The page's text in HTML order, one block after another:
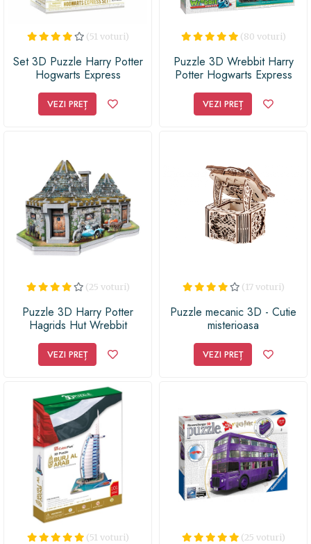
(51 voturi)
Set 3D Puzzle Harry Potter
Hogwarts Express
VEZI PREȚ
(80 voturi)
Puzzle 3D Wrebbit Harry
Potter Hogwarts Express
VEZI PREȚ
(25 voturi)
Puzzle 3D Harry Potter
Hagrids Hut Wrebbit
VEZI PREȚ
(17 voturi)
Puzzle mecanic 3D - Cutie
misterioasa
VEZI PREȚ
(51 voturi) (25 voturi)